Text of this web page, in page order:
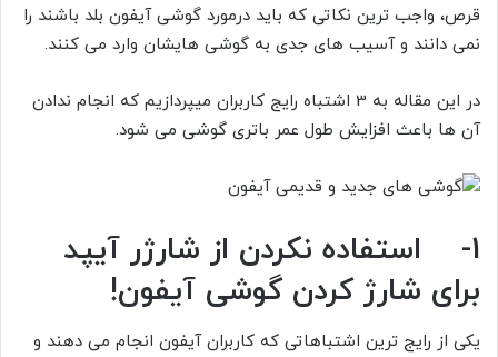
قرص، واجب ترین نکاتی که باید درمورد گوشی آیفون بلد باشند را
نمی دانند و آسیب های جدی به گوشی هایشان وارد می کنند.
در این مقاله به 3 اشتباه رایج کاربران میپردازیم که انجام ندادن
آن ها باعث افزایش طول عمر باتری گوشی می شود.
1- استفاده نکردن از شارژر آیپد
برای شارژ کردن گوشی آیفون!
یکی از رایج ترین اشتباهاتی که کاربران آیفون انجام می دهند و